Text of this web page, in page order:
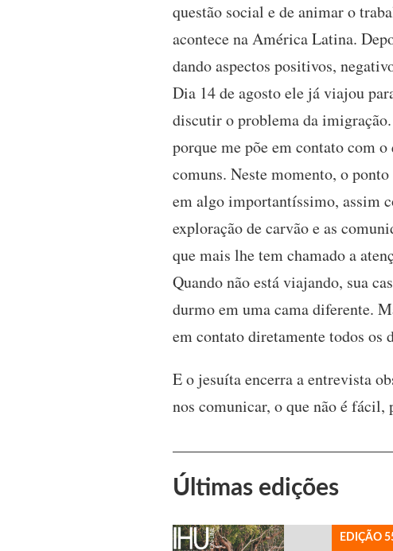
questão social e de animar o
acontece na América Latina.
dando aspectos positivos,
Dia 14 de agosto ele já viajou
discutir o problema da
porque me põe em contato com
comuns. Neste momento, o
em algo importantíssimo, assim
exploração de carvão e as
que mais lhe tem chamado a
Quando não está viajando, sua
durmo em uma cama diferente.
em contato diretamente todos os
E o jesuíta encerra a entrevista
nos comunicar, o que não é
Últimas edições
EDIÇÃO